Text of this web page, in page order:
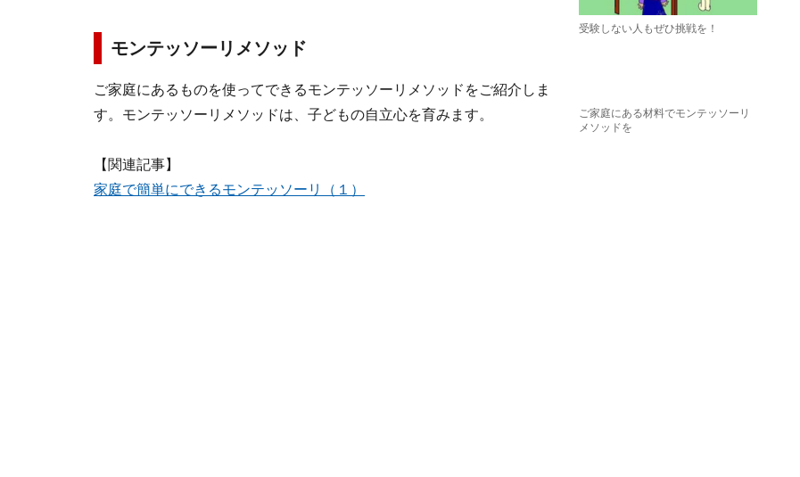
受験しない人もぜひ挑戦を！
モンテッソーリメソッド
ご家庭にある材料でモンテッソーリ
メソッドを
ご家庭にあるものを使ってできるモンテッソーリメソッドをご紹介しま
す。モンテッソーリメソッドは、子どもの自立心を育みます。
【関連記事】
家庭で簡単にできるモンテッソーリ（１）